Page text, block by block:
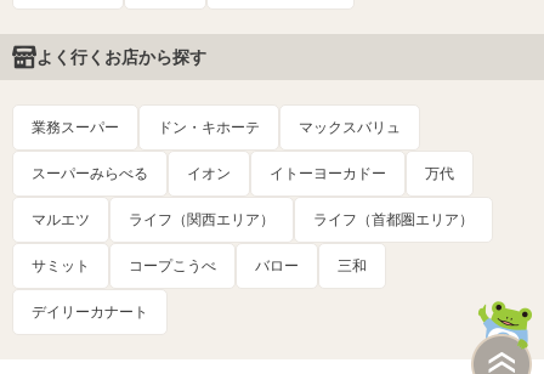
よく行くお店から探す
業務スーパー ドン・キホーテ マックスバリュ
スーパーみらべる イオン イトーヨーカドー 万代
マルエツ ライフ（関西エリア） ライフ（首都圏エリア）
サミット コープこうべ バロー 三和
デイリーカナート